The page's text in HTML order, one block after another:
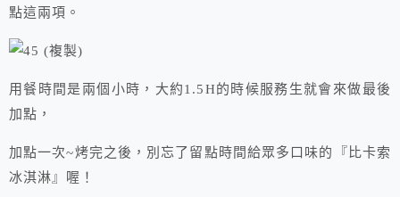
點這兩項。
用餐時間是兩個小時，大約1.5H的時候服務生就會來做最後
加點，
加點一次~烤完之後，別忘了留點時間給眾多口味的『比卡索
冰淇淋』喔！